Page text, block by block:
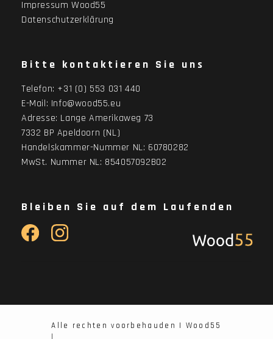
Impressum Wood55
Datenschutzerklärung
Bitte kontaktieren Sie uns
Telefon: +31 (0) 553 031 440
E-Mail: Info@wood55.eu
Adresse: Lange Amerikaweg 73
7332 BP Apeldoorn (NL)
Handelskammer-Nummer NL: 60780282
MwSt. Nummer NL: 854057092B02
Bleiben Sie auf dem Laufenden
Alle rechten voorbehauden | Wood55
|